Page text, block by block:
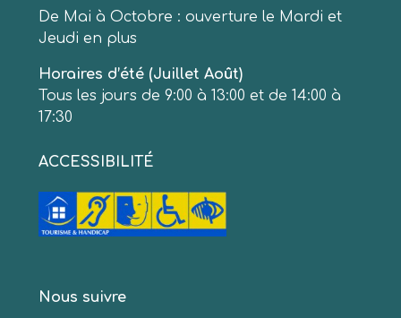
De Mai à Octobre : ouverture le Mardi et
Jeudi en plus
Horaires d’été (Juillet Août)
Tous les jours de 9:00 à 13:00 et de 14:00 à
17:30
ACCESSIBILITÉ
Nous suivre